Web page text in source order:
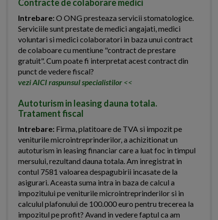
Contracte de colaborare medici
Intrebare:O ONG presteaza servicii stomatologice.
Serviciile sunt prestate de medici angajati, medici
voluntari si medici colaboratori in baza unui contract
de colaboare cu mentiune "contract de prestare
gratuit". Cum poate fi interpretat acest contract din
punct de vedere fiscal?
vezi AICI raspunsul specialistilor <<
Autoturism in leasing dauna totala.
Tratament fiscal
Intrebare: Firma, platitoare de TVA si impozit pe
veniturile microintreprinderilor, a achizitionat un
autoturism in leasing financiar care a luat foc in timpul
mersului, rezultand dauna totala. Am inregistrat in
contul 7581 valoarea despagubirii incasate de la
asigurari. Aceasta suma intra in baza de calcul a
impozitului pe veniturile microintreprinderilor si in
calculul plafonului de 100.000 euro pentru trecerea la
impozitul pe profit? Avand in vedere faptul ca am